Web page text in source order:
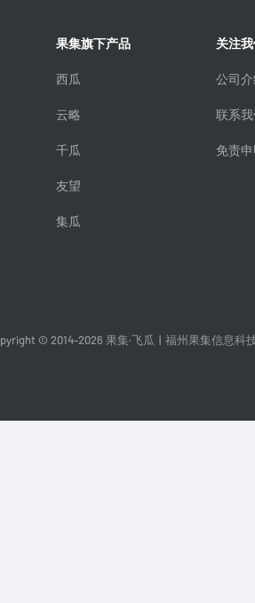
果集旗下产品
西瓜
云略
千瓜
友望
集瓜
关注
公司
联系
免责
© 2014-2026 果集·飞瓜 福州果集信息科